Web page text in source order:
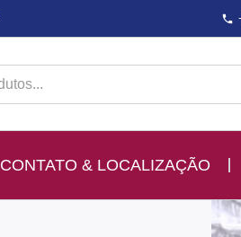
CONTATO & LOCALIZAÇÃO